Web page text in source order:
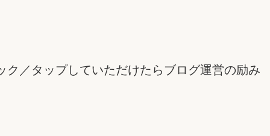
／タップしていただけたらブログ運営の励み